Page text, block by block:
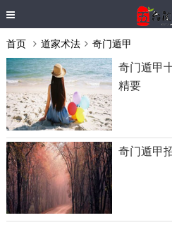
首页 道家术法 奇门遁甲
奇门遁甲
精要
奇门遁甲